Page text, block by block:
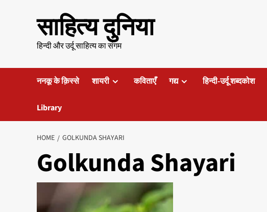
साहित्य दुनिया
हिन्दी और उर्दू साहित्य का संगम
ननकू के क़िस्से शायरी कविताएँ गद्य हिन्दी-उर्दू शब्दकोश
Library
HOME GOLKUNDA SHAYARI
Golkunda Shayari